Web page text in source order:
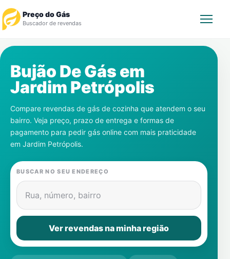
Preço do Gás
Buscador de revendas
Revendedor
Notícias
Cadastre-se
Gás
Contatos
Bujão De Gás em
Jardim Petrópolis
Compare revendas de gás de cozinha que atendem o seu
bairro. Veja preço, prazo de entrega e formas de
pagamento para pedir gás online com mais praticidade
em Jardim Petrópolis.
BUSCAR NO SEU ENDEREÇO
Rua, número, bairro
Ver revendas na minha região